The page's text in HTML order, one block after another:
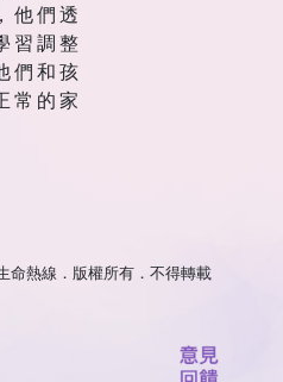
他們透
習調整
們和孩
常的家
命熱線．版權所有．不得轉載